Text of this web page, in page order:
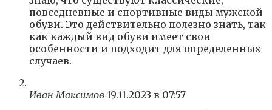
повседневные и спортивные виды мужской
обуви. Это действительно полезно знать, так
как каждый вид обуви имеет свои
особенности и подходит для определенных
случаев.
Иван Максимов 19.11.2023 в 07:57